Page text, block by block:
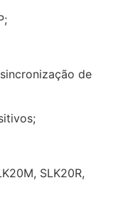
de
SLK20R,